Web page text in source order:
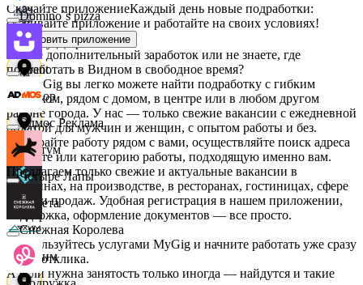
Абрау-Дюрсо
Авиор
Альтум
Аркета
Архим
Domino`s pizza
Urent
Эдмос Реклама
Четыре Лапы
Снежная Королева
Скачайте приложениеКаждый день новые подработки:
скачивайте приложение и работайте на своих условиях!
Установить приложение
Ищете дополнительный заработок или не знаете, где
подработать в Видном в свободное время?
На MyGig вы легко можете найти подработку с гибким
графиком, рядом с домом, в центре или в любом другом
районе города. У нас — только свежие вакансии с ежедневной
оплатой для мужчин и женщин, с опытом работы и без.
Выбирайте работу рядом с вами, осуществляйте поиск адреса
на карте или категорию работы, подходящую именно вам.
Предлагаем только свежие и актуальные вакансии в
магазинах, на производстве, в ресторанах, гостиницах, сфере
услуг и продаж. Удобная регистрация в нашем приложении,
поддержка, оформление документов — все просто.
Воспользуйтесь услугами MyGig и начните работать уже сразу
после отклика.
А если нужна занятость только иногда — найдутся и такие